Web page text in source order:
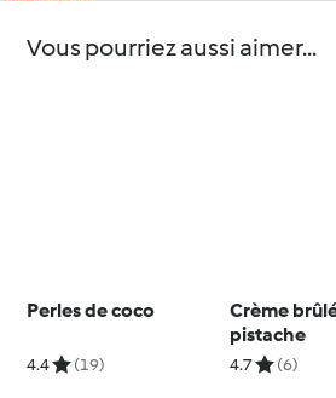
Vous pourriez aussi aimer...
Perles de coco
4.4 (19)
Crème
pistache
4.7 (6)